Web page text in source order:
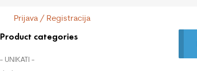
Prijava / Registracija
Product categories
- UNIKATI -